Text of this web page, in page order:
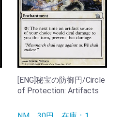
[ENG]秘宝の防御円/Circle
of Protection: Artifacts